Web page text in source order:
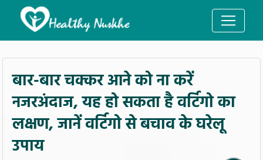
बार-बार चक्कर आने को ना करें
नजरअंदाज, यह हो सकता है वर्टिगो का
लक्षण, जानें वर्टिगो से बचाव के घरेलू
उपाय